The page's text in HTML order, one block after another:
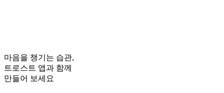
마음을 챙기는 습관,
트로스트 앱과 함께
만들어 보세요